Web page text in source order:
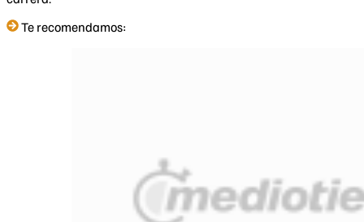
Te recomendamos: